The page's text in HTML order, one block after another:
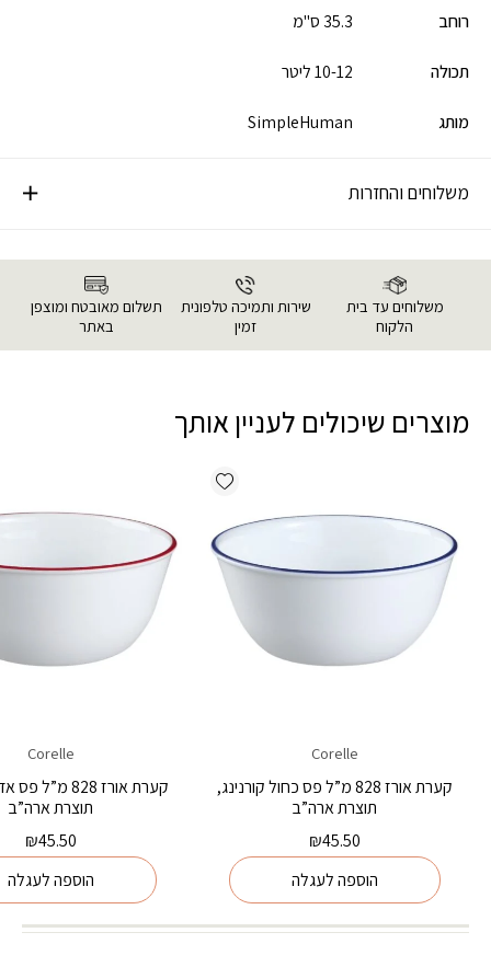
רוחב 35.3 ס"מ
תכולה 10-12 ליטר
מותג SimpleHuman
משלוחים והחזרות
משלוחים עד בית
הלקוח
שירות ותמיכה טלפונית
זמין
תשלום מאובטח ומוצפן
באתר
מוצרים שיכולים לעניין אותך
Add wishlist
Corelle
קערת אורז 828 מ”ל פס כחול קורנינג,
תוצרת ארה”ב
₪45.50
הוספה לעגלה
Corelle
קערת אורז 828
תוצרת ארה”ב
₪45.50
הוספה לעגלה